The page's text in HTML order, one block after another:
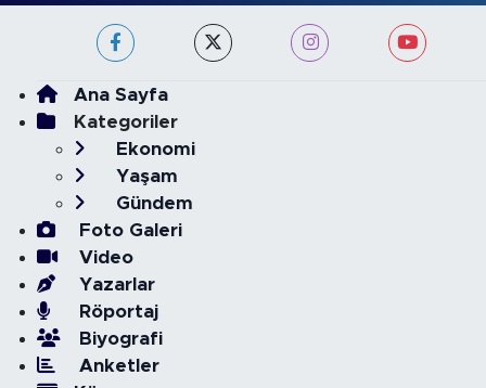
Ana Sayfa
Kategoriler
Ekonomi
Yaşam
Gündem
Foto Galeri
Video
Yazarlar
Röportaj
Biyografi
Anketler